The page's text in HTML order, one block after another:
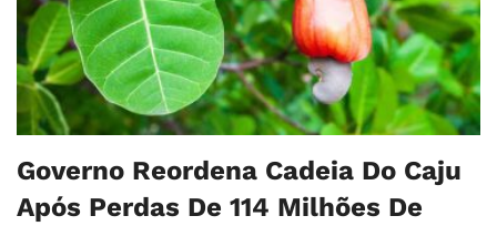
Governo Reordena Cadeia Do Caju
Após Perdas De 114 Milhões De